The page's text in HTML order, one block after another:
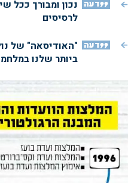
דעה נכון ומבורך ככל
לרסיסים
דעה "האודיסאה" של
ביותר שלנו